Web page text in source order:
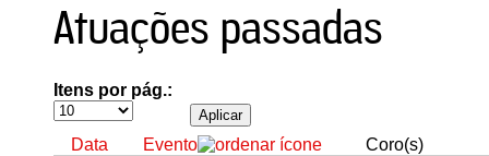
Atuações passadas
Itens por pág.:
Data Evento
Coro(s)